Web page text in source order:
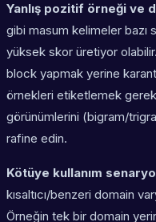
Yanlış pozitif örneği ve
gibi masum kelimeler bazı
yüksek skor üretiyor
block yapmak yerine
örnekleri etiketlemek
görünümlerini (bigram/
rafine edin.
Kötüye kullanım
kısaltıcı/benzeri domain
Örneğin tek bir domain